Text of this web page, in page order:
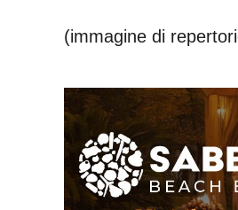
(immagine di